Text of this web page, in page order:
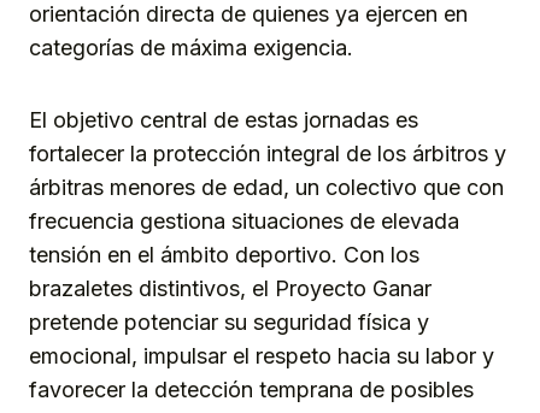
orientación directa de quienes ya ejercen en
categorías de máxima exigencia.
El objetivo central de estas jornadas es
fortalecer la protección integral de los árbitros y
árbitras menores de edad, un colectivo que con
frecuencia gestiona situaciones de elevada
tensión en el ámbito deportivo. Con los
brazaletes distintivos, el Proyecto Ganar
pretende potenciar su seguridad física y
emocional, impulsar el respeto hacia su labor y
favorecer la detección temprana de posibles